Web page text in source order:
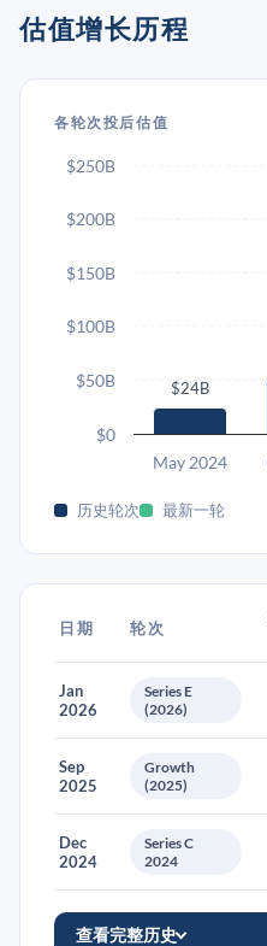
估值增长历程
各轮次投后估值
$24B
May 2024
$0
$50B
$100B
$150B
$200B
$250B
历史轮次 最新一轮
日期 轮次
Jan
2026
Series E
(2026)
Sep
2025
Growth
(2025)
Dec
2024
Series C
2024
查看完整历史